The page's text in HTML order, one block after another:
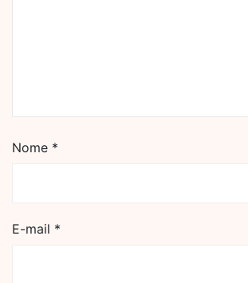
Nome *
E-mail *